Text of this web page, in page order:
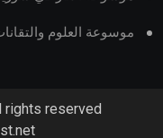
موسوعة العلوم
reserved.